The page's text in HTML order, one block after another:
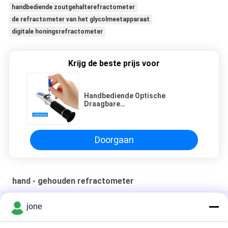
handbediende zoutgehalterefractometer
de refractometer van het glycolmeetapparaat
digitale honingsrefractometer
Krijg de beste prijs voor
Handbediende Optische
Draagbare
Doorgaan
hand - gehouden refractometer
Ce-Zeewater20°c ATC Digitale Zoutgehalterefractometer
100ppt gift die 2 in 1 ATC Zoutgehalterefractometer inpakken
jone